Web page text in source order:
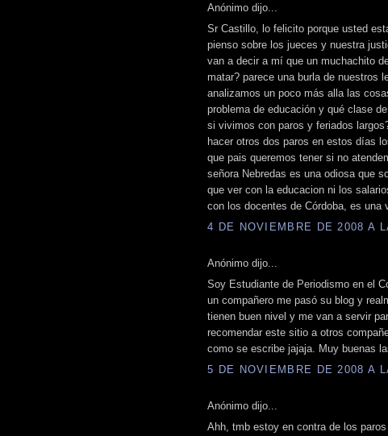
Anónimo dijo...
Sr Castillo, lo felicito porque usted
pienso sobre los jueces y nuestra
van a decir a mí que un muchachito
matar? parece una burla de nuestros
analizamos un poco más alla las
problema de educación y qué clase
si vivimos con paros y feriados
hacer otros dos paros en estos días
que pais queremos tener si no
señora Nebredas es una odiosa que
que ver con la educacion ni los
con los docentes de Córdoba, es una
4 DE NOVIEMBRE DE 2008 A
Anónimo dijo...
Soy Estudiante de Periodismo en el
un compañero me pasó su blog y
tienen buen nivel y me van a servir
recomendar este sitio a otros
como se escribe jajaja. Muy buenas
5 DE NOVIEMBRE DE 2008 A
Anónimo dijo...
Ahh, tmb estoy en contra de los